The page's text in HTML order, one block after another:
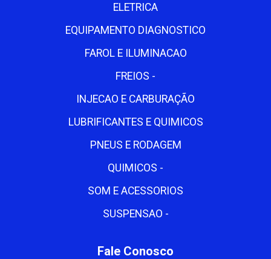
ELETRICA
EQUIPAMENTO DIAGNOSTICO
FAROL E ILUMINACAO
FREIOS -
INJECAO E CARBURAÇÃO
LUBRIFICANTES E QUIMICOS
PNEUS E RODAGEM
QUIMICOS -
SOM E ACESSORIOS
SUSPENSAO -
Fale Conosco